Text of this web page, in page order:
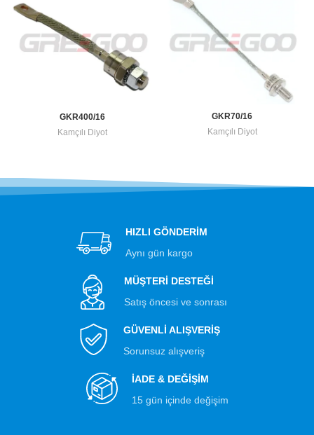
GKR400/16
Kamçılı Diyot
GKR70/16
Kamçılı Diyot
HIZLI GÖNDERİM
Aynı gün kargo
MÜŞTERİ DESTEĞİ
Satış öncesi ve sonrası
GÜVENLİ ALIŞVERİŞ
Sorunsuz alışveriş
İADE & DEĞİŞİM
15 gün içinde değişim